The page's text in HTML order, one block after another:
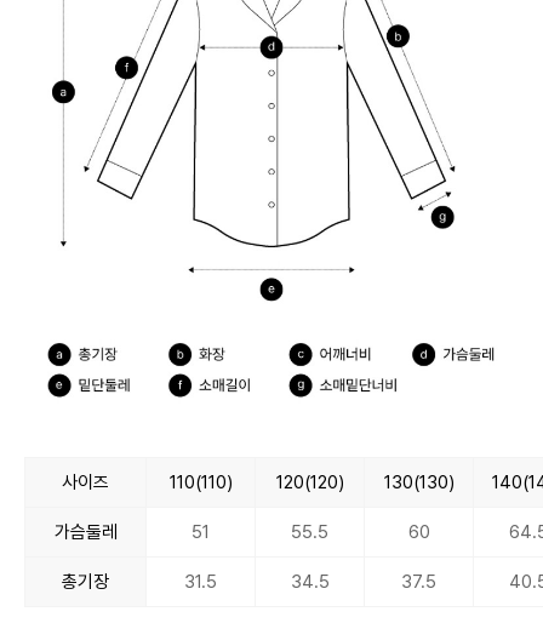
사이즈 110(110) 120(120) 130(130)
가슴둘레 51 55.5 60
총기장 31.5 34.5 37.5